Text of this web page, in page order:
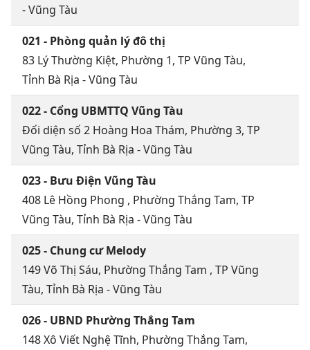
- Vũng Tàu
021 - Phòng quản lý đô thị
83 Lý Thường Kiệt, Phường 1, TP Vũng Tàu,
Tỉnh Bà Rịa - Vũng Tàu
022 - Cổng UBMTTQ Vũng Tàu
Đối diện số 2 Hoàng Hoa Thám, Phường 3, TP
Vũng Tàu, Tỉnh Bà Rịa - Vũng Tàu
023 - Bưu Điện Vũng Tàu
408 Lê Hồng Phong , Phường Thắng Tam, TP
Vũng Tàu, Tỉnh Bà Rịa - Vũng Tàu
025 - Chung cư Melody
149 Võ Thị Sáu, Phường Thắng Tam , TP Vũng
Tàu, Tỉnh Bà Rịa - Vũng Tàu
026 - UBND Phường Thắng Tam
148 Xô Viết Nghệ Tĩnh, Phường Thắng Tam,